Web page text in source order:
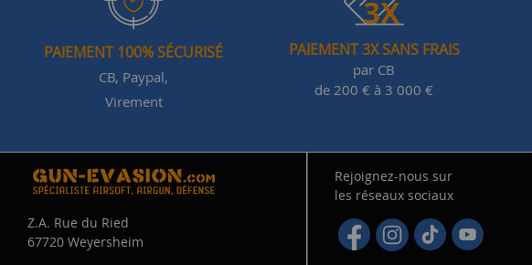
PAIEMENT 100% SÉCURISÉ
CB, Paypal,
Virement
PAIEMENT 3X SANS FRAIS
par CB
de 200 € à 3 000 €
Z.A. Rue du Ried
67720 Weyersheim
Rejoignez-nous sur
les réseaux sociaux